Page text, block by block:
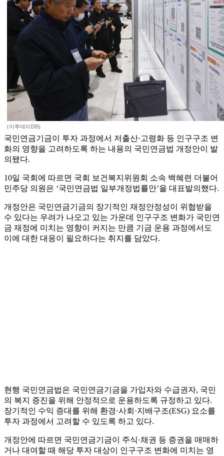
(이투데이DB)
국민연금기금이 투자 과정에서 저출산·고령화 등 인구구조 변
화의 영향을 고려하도록 하는 내용의 국민연금법 개정안이 발
의됐다.
10일 국회에 따르면 국회 보건복지위원회 소속 백혜련 더불어
민주당 의원은 ‘국민연금법 일부개정법률안’을 대표발의했다.
개정안은 국민연금기금의 장기적인 재정안정성이 위협받을
수 있다는 우려가 나오고 있는 가운데 인구구조 변화가 국민연
금 재정에 미치는 영향이 커지는 만큼 기금 운용 과정에서도
이에 대한 대응이 필요하다는 취지를 담았다.
현행 국민연금법은 국민연금기금을 가입자와 수급권자, 국민
의 복지 증진을 위해 안정적으로 운용하도록 규정하고 있다.
장기적인 수익 증대를 위해 환경·사회·지배구조(ESG) 요소를
투자 과정에서 고려할 수 있도록 하고 있다.
개정안에 따르면 국민연금기금이 주식·채권 등 증권을 매매하
거나 대여할 때 해당 투자 대상이 인구구조 변화에 미치는 영